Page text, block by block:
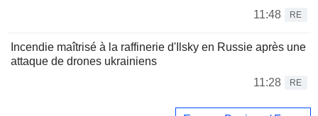
11:48
RE
Incendie maîtrisé à la raffinerie d'Ilsky en Russie après une
attaque de drones ukrainiens
11:28
RE